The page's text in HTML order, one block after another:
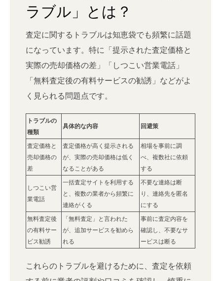
ラブル」とは？
査定に関するトラブルは知恵袋でも頻繁に話題
になっています。特に「提示された査定価格と
実際の売却価格の差」「しつこい営業電話」
「無料査定後の有料サービスの勧誘」などがよ
く見られる問題点です。
トラブルの
種類
具体的な内容 回避策
査定価格と
売却価格の
差
査定価格が高く提示される
が、実際の売却価格は低く
なることがある
相場を事前に調
べ、複数社に依頼
する
しつこい営
業電話
一括査定サイトを利用する
と、複数の業者から頻繁に
連絡がくる
不要な連絡は断
り、連絡先を匿名
にする
無料査定後
の有料サー
ビス勧誘
「無料査定」と言われた
が、追加サービスを勧めら
れる
事前に査定内容を
確認し、不要なサ
ービスは断る
これらのトラブルを避けるために、査定を依頼